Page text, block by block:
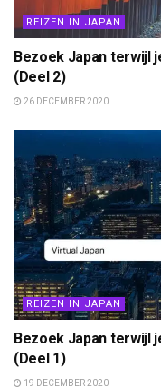
REIZEN IN JAPAN
Bezoek Japan terwijl
(Deel 2)
26 DECEMBER 2020
REIZEN IN JAPAN
Bezoek Japan terwijl
(Deel 1)
19 DECEMBER 2020